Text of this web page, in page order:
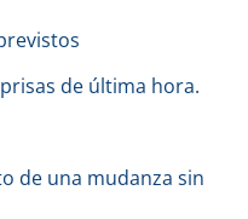
de última hora.
de una mudanza sin